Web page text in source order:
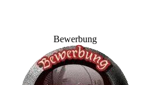
Bewerbung